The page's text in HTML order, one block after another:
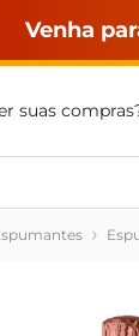
Venha
suas